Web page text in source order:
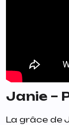
Janie –
La grâce de